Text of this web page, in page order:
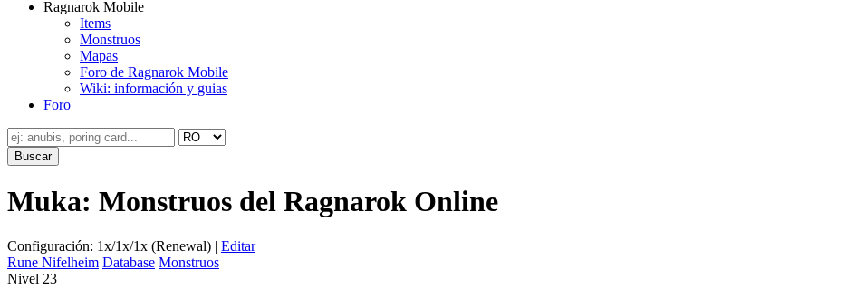
Ragnarok Mobile
Items
Monstruos
Mapas
Foro de Ragnarok Mobile
Wiki: información y guias
Foro
Muka: Monstruos del Ragnarok Online
Configuración: 1x/1x/1x (Renewal) | Editar
Rune Nifelheim Database Monstruos
Nivel 23